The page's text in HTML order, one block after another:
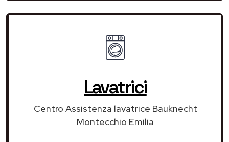
Lavatrici
Centro Assistenza lavatrice Bauknecht
Montecchio Emilia